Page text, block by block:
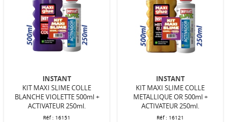
INSTANT
KIT MAXI SLIME COLLE
BLANCHE VIOLETTE 500ml +
ACTIVATEUR 250ml.
Réf : 16151
INSTANT
KIT MAXI SLIME COLLE
METALLIQUE OR 500ml +
ACTIVATEUR 250ml.
Réf : 16121